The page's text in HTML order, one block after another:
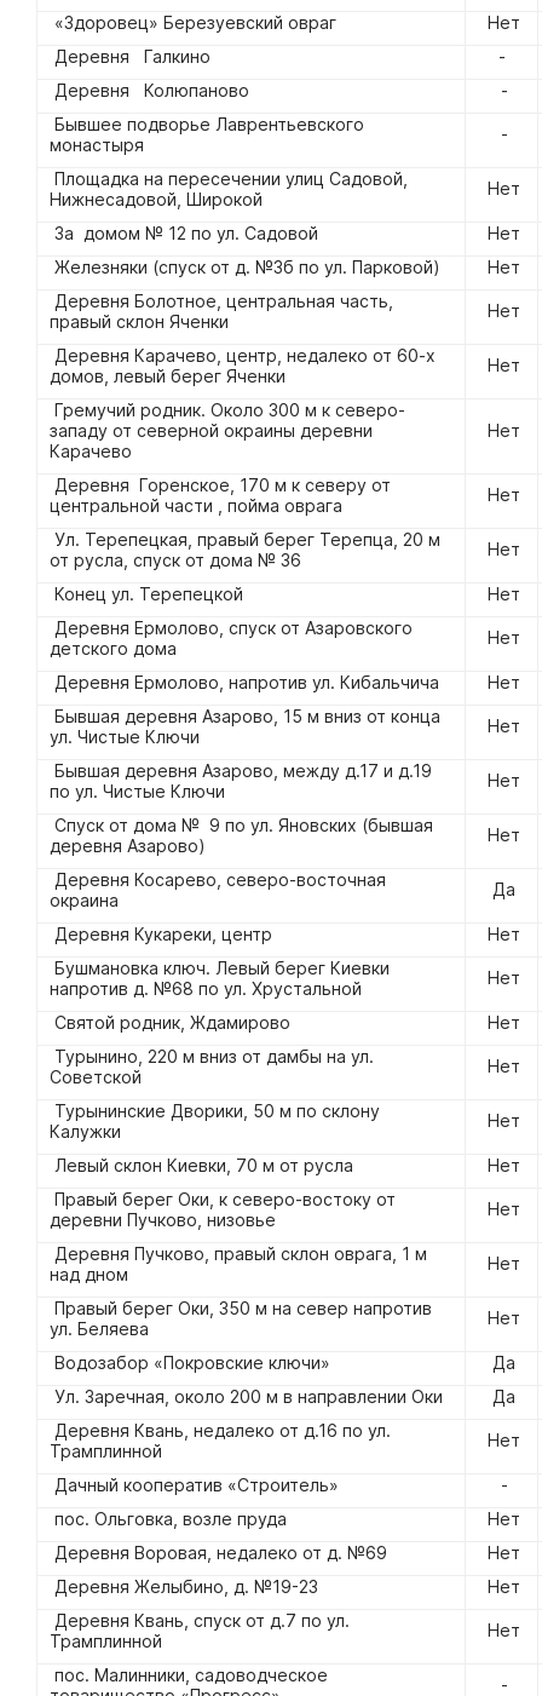
«Здоровец» Березуевский овраг
Нет
Деревня Галкино
-
Деревня Колюпаново
-
Бывшее подворье Лаврентьевского
монастыря
-
Площадка на пересечении улиц Садовой,
Нижнесадовой, Широкой
Нет
За домом № 12 по ул. Садовой
Нет
Железняки (спуск от д. №3б по ул. Парковой)
Нет
Деревня Болотное, центральная часть,
правый склон Яченки
Нет
Деревня Карачево, центр, недалеко от 60-х
домов, левый берег Яченки
Нет
Гремучий родник. Около 300 м к северо-
западу от северной окраины деревни
Карачево
Нет
Деревня Горенское, 170 м к северу от
центральной части , пойма оврага
Нет
Ул. Терепецкая, правый берег Терепца, 20 м
от русла, спуск от дома № 36
Нет
Конец ул. Терепецкой
Нет
Деревня Ермолово, спуск от Азаровского
детского дома
Нет
Деревня Ермолово, напротив ул. Кибальчича
Нет
Бывшая деревня Азарово, 15 м вниз от конца
ул. Чистые Ключи
Нет
Бывшая деревня Азарово, между д.17 и д.19
по ул. Чистые Ключи
Нет
Спуск от дома № 9 по ул. Яновских (бывшая
деревня Азарово)
Нет
Деревня Косарево, северо-восточная
окраина
Да
Деревня Кукареки, центр
Нет
Бушмановка ключ. Левый берег Киевки
напротив д. №68 по ул. Хрустальной
Нет
Святой родник, Ждамирово
Нет
Турынино, 220 м вниз от дамбы на ул.
Советской
Нет
Турынинские Дворики, 50 м по склону
Калужки
Нет
Левый склон Киевки, 70 м от русла
Нет
Правый берег Оки, к северо-востоку от
деревни Пучково, низовье
Нет
Деревня Пучково, правый склон оврага, 1 м
над дном
Нет
Правый берег Оки, 350 м на север напротив
ул. Беляева
Нет
Водозабор «Покровские ключи»
Да
Ул. Заречная, около 200 м в направлении Оки
Да
Деревня Квань, недалеко от д.16 по ул.
Трамплинной
Нет
Дачный кооператив «Строитель»
-
пос. Ольговка, возле пруда
Нет
Деревня Воровая, недалеко от д. №69
Нет
Деревня Желыбино, д. №19-23
Нет
Деревня Квань, спуск от д.7 по ул.
Трамплинной
Нет
пос. Малинники, садоводческое
-